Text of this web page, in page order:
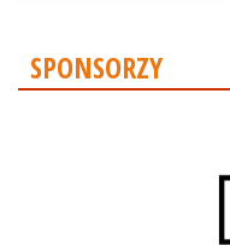
SPONSORZY